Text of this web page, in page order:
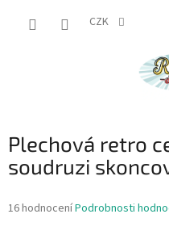
CZK
Plechová retro
soudruzi
Průměrné
16 hodnoceníPodrobnosti